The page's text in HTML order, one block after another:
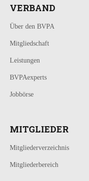
VERBAND
Über den BVPA
Mitgliedschaft
Leistungen
BVPAexperts
Jobbörse
MITGLIEDER
Mitgliederverzeichnis
Mitgliederbereich